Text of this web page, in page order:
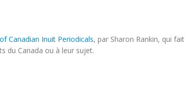
Canadian Inuit Periodicals, par Sharon Rankin, qui
du Canada ou à leur sujet.